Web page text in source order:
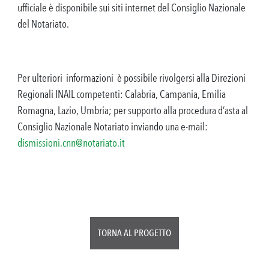
ufficiale è disponibile sui siti internet del Consiglio Nazionale
del Notariato.
Per ulteriori informazioni è possibile rivolgersi alla Direzioni
Regionali INAIL competenti: Calabria, Campania, Emilia
Romagna, Lazio, Umbria; per supporto alla procedura d’asta al
Consiglio Nazionale Notariato inviando una e-mail:
dismissioni.cnn@notariato.it
TORNA AL PROGETTO